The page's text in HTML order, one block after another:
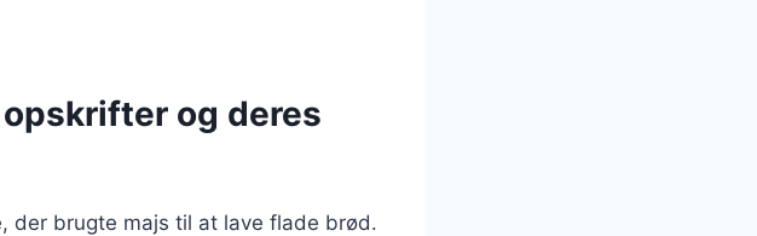
og deres
der brugte majs til at lave flade brød.